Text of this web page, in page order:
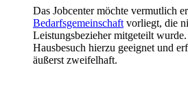
Das Jobcenter möchte vermutlich
Bedarfsgemeinschaft vorliegt, die
Leistungsbezieher mitgeteilt
Hausbesuch hierzu geeignet und
äußerst zweifelhaft.